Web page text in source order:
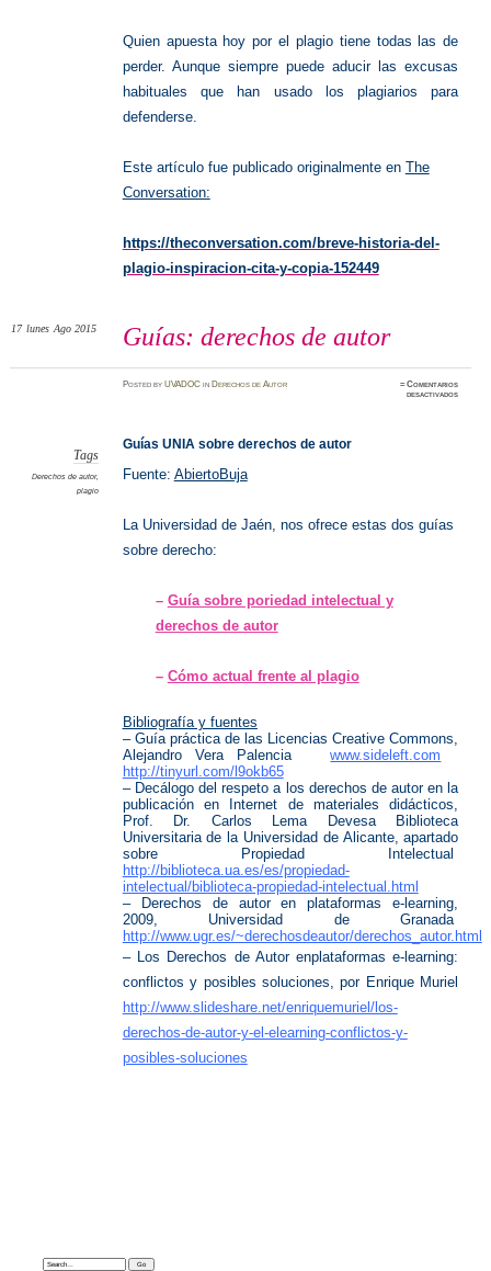
Quien apuesta hoy por el plagio tiene todas las de
perder. Aunque siempre puede aducir las excusas
habituales que han usado los plagiarios para
defenderse.
Este artículo fue publicado originalmente en The
Conversation:
https://theconversation.com/breve-historia-del-
plagio-inspiracion-cita-y-copia-152449
Guías: derechos de autor
17 lunes Ago 2015
PostedbyUVADOC in Derechos de Autor ≈Comentarios
desactivadosen
Tags
Derechos de autor,
plagio
Guías UNIA sobre derechos de autor
Fuente: AbiertoBuja
La Universidad de Jaén, nos ofrece estas dos guías
sobre derecho:
– Guía sobre poriedad intelectual y
derechos de autor
– Cómo actual frente al plagio
Bibliografía y fuentes
– Guía práctica de las Licencias Creative Commons,
Alejandro Vera Palencia
www.sideleft.com
http://tinyurl.com/l9okb65
– Decálogo del respeto a los derechos de autor en la
publicación en Internet de materiales didácticos,
Prof. Dr. Carlos Lema Devesa Biblioteca
Universitaria de la Universidad de Alicante, apartado
sobre Propiedad Intelectual
http://biblioteca.ua.es/es/propiedad-
intelectual/biblioteca-propiedad-intelectual.html
– Derechos de autor en plataformas e-learning,
2009, Universidad de Granada
http://www.ugr.es/~derechosdeautor/derechos_autor.html
– Los Derechos de Autor enplataformas e-learning:
conflictos y posibles soluciones, por Enrique Muriel
http://www.slideshare.net/enriquemuriel/los-
derechos-de-autor-y-el-elearning-conflictos-y-
posibles-soluciones
Search: